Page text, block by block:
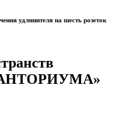
удлинителя на шесть розеток